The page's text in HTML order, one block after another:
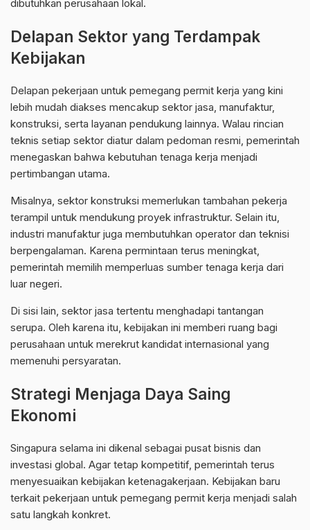
dibutuhkan perusahaan lokal.
Delapan Sektor yang Terdampak
Kebijakan
Delapan pekerjaan untuk pemegang permit kerja yang kini
lebih mudah diakses mencakup sektor jasa, manufaktur,
konstruksi, serta layanan pendukung lainnya. Walau rincian
teknis setiap sektor diatur dalam pedoman resmi, pemerintah
menegaskan bahwa kebutuhan tenaga kerja menjadi
pertimbangan utama.
Misalnya, sektor konstruksi memerlukan tambahan pekerja
terampil untuk mendukung proyek infrastruktur. Selain itu,
industri manufaktur juga membutuhkan operator dan teknisi
berpengalaman. Karena permintaan terus meningkat,
pemerintah memilih memperluas sumber tenaga kerja dari
luar negeri.
Di sisi lain, sektor jasa tertentu menghadapi tantangan
serupa. Oleh karena itu, kebijakan ini memberi ruang bagi
perusahaan untuk merekrut kandidat internasional yang
memenuhi persyaratan.
Strategi Menjaga Daya Saing
Ekonomi
Singapura selama ini dikenal sebagai pusat bisnis dan
investasi global. Agar tetap kompetitif, pemerintah terus
menyesuaikan kebijakan ketenagakerjaan. Kebijakan baru
terkait pekerjaan untuk pemegang permit kerja menjadi salah
satu langkah konkret.